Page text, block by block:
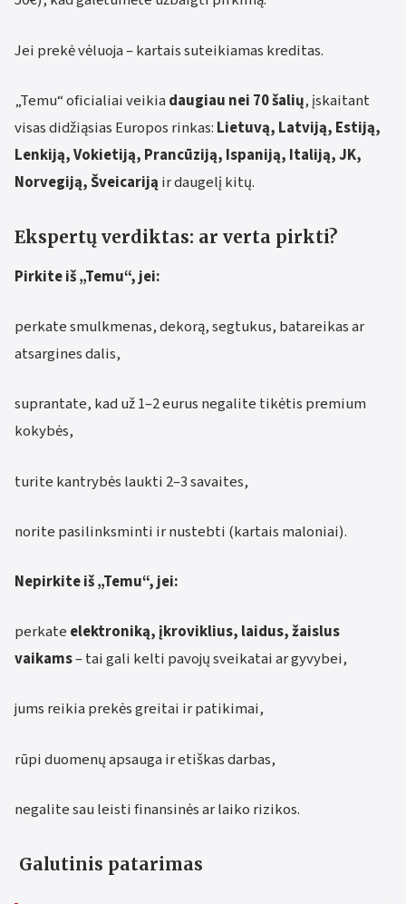
Jei prekė vėluoja – kartais suteikiamas kreditas.
„Temu“ oficialiai veikia daugiau nei 70 šalių, įskaitant
visas didžiąsias Europos rinkas: Lietuvą, Latviją, Estiją,
Lenkiją, Vokietiją, Prancūziją, Ispaniją, Italiją, JK,
Norvegiją, Šveicariją ir daugelį kitų.
Ekspertų verdiktas: ar verta pirkti?
Pirkite iš „Temu“, jei:
perkate smulkmenas, dekorą, segtukus, batareikas ar
atsargines dalis,
suprantate, kad už 1–2 eurus negalite tikėtis premium
kokybės,
turite kantrybės laukti 2–3 savaites,
norite pasilinksminti ir nustebti (kartais maloniai).
Nepirkite iš „Temu“, jei:
perkate elektroniką, įkroviklius, laidus, žaislus
vaikams– tai gali kelti pavojų sveikatai ar gyvybei,
jums reikia prekės greitai ir patikimai,
rūpi duomenų apsauga ir etiškas darbas,
negalite sau leisti finansinės ar laiko rizikos.
Galutinis patarimas